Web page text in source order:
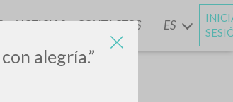
alegría.”
YNOTICIAS CONTACTOS ES